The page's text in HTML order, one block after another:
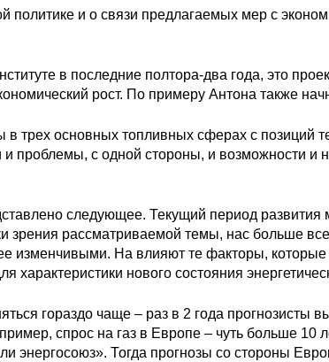
политике и о связи предлагаемых мер с
в последние полтора-два года, это
рост. По примеру Антона также
трех основных топливных сферах с позиций
и проблемы, с одной стороны, и возможности и
следующее. Текущий период развития
зрения рассматриваемой темы, нас больше
изменчивыми. На влияют те факторы, которые
характеристики нового состояния
гораздо чаще – раз в 2 года прогнозисты
спрос на газ в Европе – чуть больше 10
энергосоюз». Тогда прогнозы со стороны